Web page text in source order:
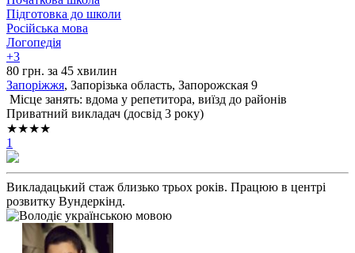
Підготовка до школи
Російська мова
Логопедія
+3
80 грн. за 45 хвилин
Запоріжжя, Запорізька область, Запорожская 9
Місце занять: вдома у репетитора, виїзд до районів
Приватний викладач (досвід 3 року)
★★★★
1
Викладацький стаж близько трьох років. Працюю в центрі
розвитку Вундеркінд.